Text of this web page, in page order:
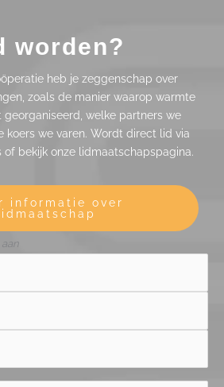
worden?
heb je zeggenschap over
zoals de manier waarop warmte
welke partners we
koers we varen. Wordt direct lid via
of bekijk onze lidmaatschapspagina.
informatie over
lidmaatschap